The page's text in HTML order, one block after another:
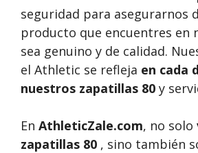
seguridad para asegurarnos
producto que encuentres en
sea genuino y de calidad.
el Athletic se refleja en cada
nuestros zapatillas 80 y
En AthleticZale.com, no solo
zapatillas 80 , sino también